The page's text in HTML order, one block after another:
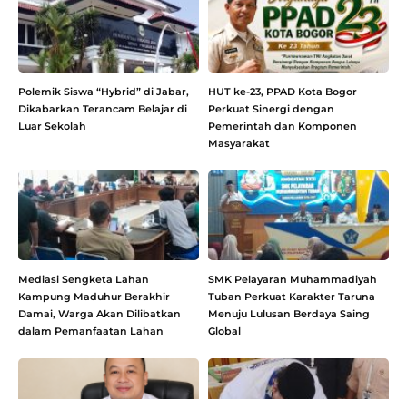
Polemik Siswa “Hybrid” di Jabar,
Dikabarkan Terancam Belajar di
Luar Sekolah
HUT ke-23, PPAD Kota Bogor
Perkuat Sinergi dengan
Pemerintah dan Komponen
Masyarakat
Mediasi Sengketa Lahan
Kampung Maduhur Berakhir
Damai, Warga Akan Dilibatkan
dalam Pemanfaatan Lahan
SMK Pelayaran Muhammadiyah
Tuban Perkuat Karakter Taruna
Menuju Lulusan Berdaya Saing
Global